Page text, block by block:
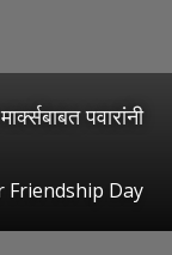
पवारांनी
Friendship Day